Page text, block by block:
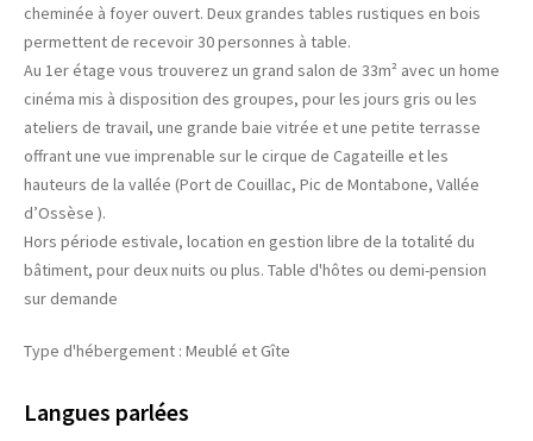
cheminée à foyer ouvert. Deux grandes tables rustiques en bois
permettent de recevoir 30 personnes à table.
Au 1er étage vous trouverez un grand salon de 33m² avec un home
cinéma mis à disposition des groupes, pour les jours gris ou les
ateliers de travail, une grande baie vitrée et une petite terrasse
offrant une vue imprenable sur le cirque de Cagateille et les
hauteurs de la vallée (Port de Couillac, Pic de Montabone, Vallée
d’Ossèse ).
Hors période estivale, location en gestion libre de la totalité du
bâtiment, pour deux nuits ou plus. Table d'hôtes ou demi-pension
sur demande
Type d'hébergement : Meublé et Gîte
Langues parlées